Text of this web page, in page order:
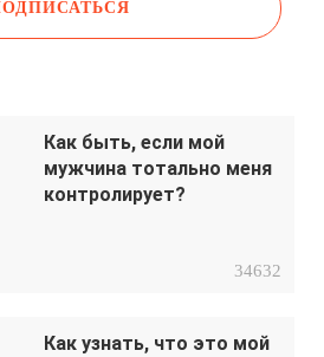
Как быть, если мой
мужчина тотально меня
контролирует?
34632
Как узнать, что это мой